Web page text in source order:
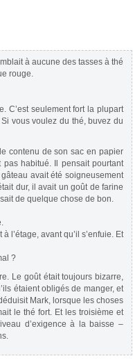
à aucune des tasses à thé
rouge.
C’est seulement fort la plupart
vous voulez du thé, buvez du
contenu de son sac en papier
pas habitué. Il pensait pourtant
avait été soigneusement
dur, il avait un goût de farine
de quelque chose de bon.
l’étage, avant qu’il s’enfuie. Et
?
Le goût était toujours bizarre,
étaient obligés de manger, et
Mark, lorsque les choses
le thé fort. Et les troisième et
d’exigence à la baisse –